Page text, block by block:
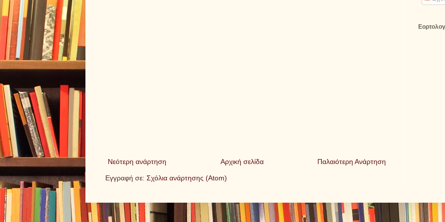
Νεότερη ανάρτηση Παλαιότερη Ανάρτηση
Αρχική σελίδα
Εγγραφή σε: Σχόλια ανάρτησης (Atom)